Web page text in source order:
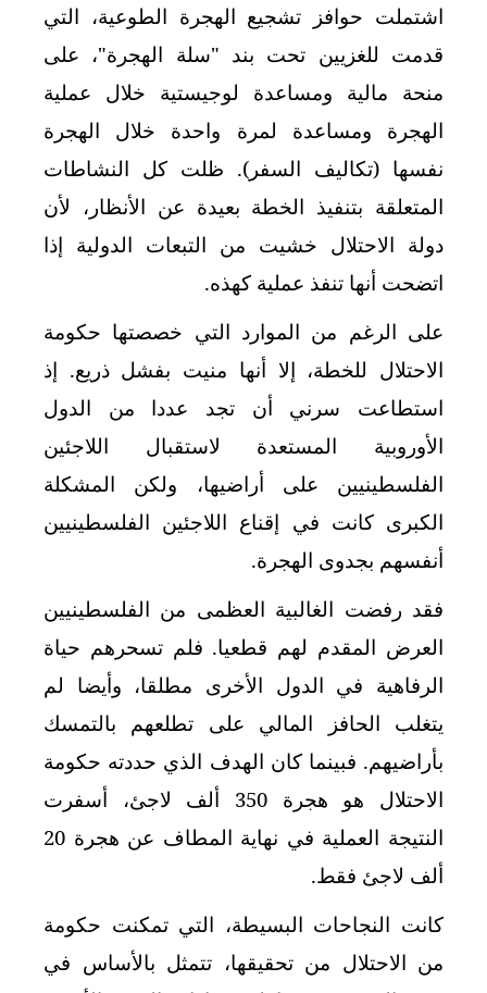
اشتملت حوافز تشجيع الهجرة الطوعية، التي
قدمت للغزيين تحت بند "سلة الهجرة"، على
منحة مالية ومساعدة لوجيستية خلال عملية
الهجرة ومساعدة لمرة واحدة خلال الهجرة
نفسها (تكاليف السفر). ظلت كل النشاطات
المتعلقة بتنفيذ الخطة بعيدة عن الأنظار، لأن
دولة الاحتلال خشيت من التبعات الدولية إذا
اتضحت أنها تنفذ عملية كهذه.
على الرغم من الموارد التي خصصتها حكومة
الاحتلال للخطة، إلا أنها منيت بفشل ذريع. إذ
استطاعت سرني أن تجد عددا من الدول
الأوروبية المستعدة لاستقبال اللاجئين
الفلسطينيين على أراضيها، ولكن المشكلة
الكبرى كانت في إقناع اللاجئين الفلسطينيين
أنفسهم بجدوى الهجرة.
فقد رفضت الغالبية العظمى من الفلسطينيين
العرض المقدم لهم قطعيا. فلم تسحرهم حياة
الرفاهية في الدول الأخرى مطلقا، وأيضا لم
يتغلب الحافز المالي على تطلعهم بالتمسك
بأراضيهم. فبينما كان الهدف الذي حددته حكومة
الاحتلال هو هجرة 350 ألف لاجئ، أسفرت
النتيجة العملية في نهاية المطاف عن هجرة 20
ألف لاجئ فقط.
كانت النجاحات البسيطة، التي تمكنت حكومة
من الاحتلال من تحقيقها، تتمثل بالأساس في